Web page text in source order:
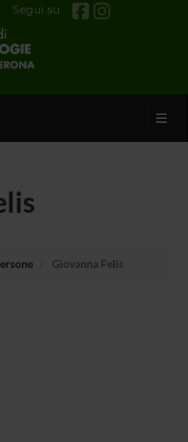
Segui su
Giovanna Felis